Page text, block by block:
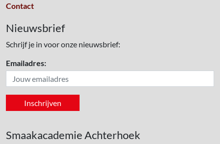
Contact
Nieuwsbrief
Schrijf je in voor onze nieuwsbrief:
Emailadres:
Smaakacademie Achterhoek